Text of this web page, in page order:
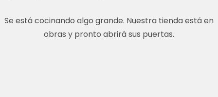
Se está cocinando algo grande. Nuestra tienda está en
obras y pronto abrirá sus puertas.